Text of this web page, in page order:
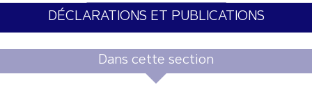
DÉCLARATIONS ET PUBLICATIONS
Dans cette section